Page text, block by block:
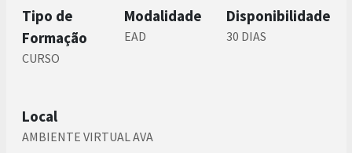
Tipo de
Formação
CURSO
Modalidade
EAD
Disponibilidade
30 DIAS
Local
AMBIENTE VIRTUAL AVA